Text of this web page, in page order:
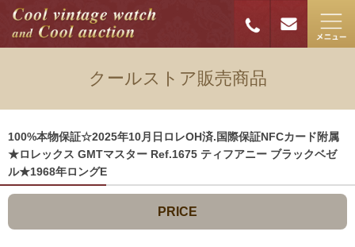
クールストア販売商品
100%本物保証☆2025年10月日ロレOH済.国際保証NFCカード附属
★ロレックス GMTマスター Ref.1675 ティフアニー ブラックベゼ
ル★1968年ロングE
PRICE